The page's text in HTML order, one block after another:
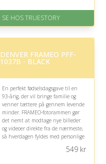
På lager
Levering: 1-2 dages levering.
samme
på 4.7 ud af 5
SE HOS TRUESTORY
DENVER FRAMEO PFF-
1037B - BLACK
En perfekt fødselsdagsgave til en
93-årig, der vil bringe familie og
venner tættere på gennem levende
minder. FRAMEO-fotorammen gør
det nemt at modtage nye billeder
og videoer direkte fra de nærmeste,
så hverdagen fyldes med personlige
549kr